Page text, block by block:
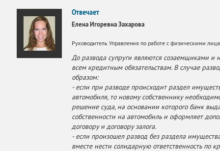
Отвечает
Елена Игоревна Захарова
Руководитель Управления по работе с физическими
До развода супруги являются созаемщиками и
всем кредитным обязательствам. В случае
образом:
- если при разводе происходит раздел
автомобиля, то новому собственнику
решение суда, на основании которого банк
собственности на автомобиль и оформляет
договору и договору залога.
- если произошел развод без раздела
вместе нести солидарную ответственность по